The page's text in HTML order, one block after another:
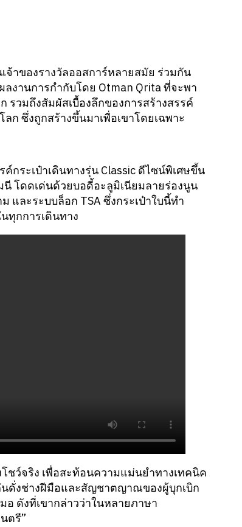
จ้าของรางวัลออสการ์หลายสมัย ร่วมกัน
งานการกำกับโดย Otman Qrita ที่จะพา
รวมถึงสัมผัสเบื้องลึกของการสร้างสรรค์
ก ซึ่งถูกสร้างขึ้นมาเพื่อเขาโดยเฉพาะ
ค์กระเป๋าเดินทางรุ่น Classic ดีไซน์พิเศษขึ้น
นี โดดเด่นด้วยบอดี้อะลูมิเนียมลายร่องนูน
และระบบล็อก TSA ซึ่งกระเป๋าใบนี้ทำ
ทุกการเดินทาง
ชว์จริง เพื่อสะท้อนความแม่นยำทางเทคนิค
ดั่งช่างฝีมือและสัญชาตญาณของผู้บุกเบิก
อ ดังที่เขากล่าวว่าในหลายภาษา
ตรี”